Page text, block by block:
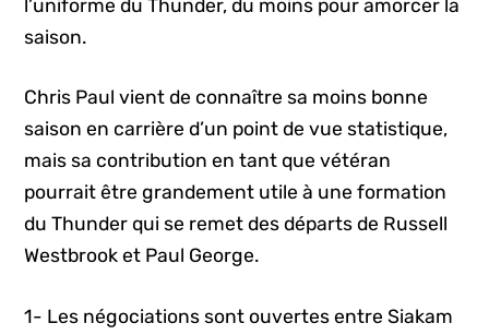
l’uniforme du Thunder, du moins pour amorcer la
saison.
Chris Paul vient de connaître sa moins bonne
saison en carrière d’un point de vue statistique,
mais sa contribution en tant que vétéran
pourrait être grandement utile à une formation
du Thunder qui se remet des départs de Russell
Westbrook et Paul George.
1- Les négociations sont ouvertes entre Siakam